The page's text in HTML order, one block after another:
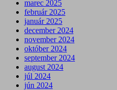
marec 2025
február 2025
január 2025
december 2024
november 2024
október 2024
september 2024
august 2024
júl 2024
jún 2024